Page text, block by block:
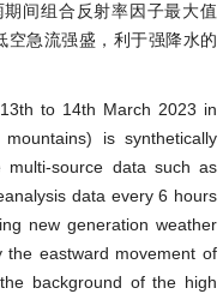
间组合反射率因子最大值
急流强盛，利于强降水的
to 14th March 2023 in
is synthetically
source data such as
data every 6 hours
new generation weather
eastward movement of
background of the high